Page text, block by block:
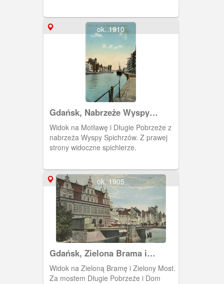
ok. 1910
Gdańsk, Nabrzeże Wyspy
Spichrzów
Widok na Motławę i Długie Pobrzeże z
nabrzeża Wyspy Spichrzów. Z prawej
strony widoczne spichlerze.
ok. 1905
Gdańsk, Zielona Brama i
Zielony Most
Widok na Zieloną Bramę i Zielony Most.
Za mostem Długie Pobrzeże i Dom